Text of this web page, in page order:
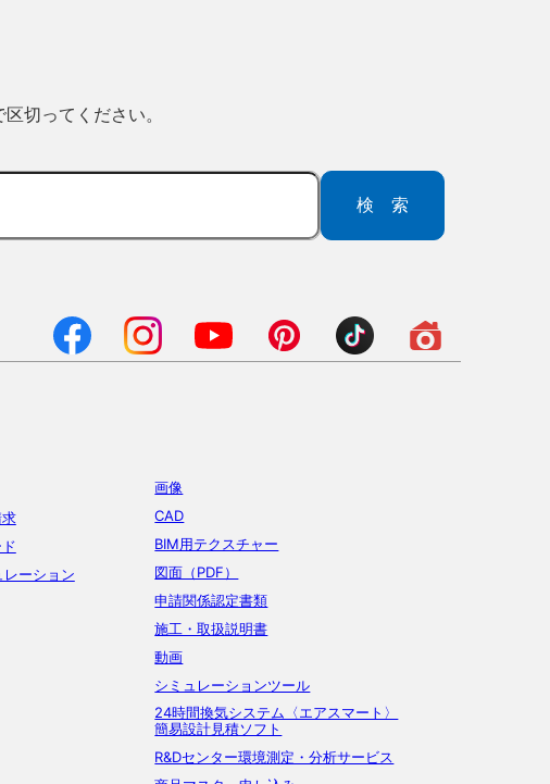
切ってください。
検索
レーション
画像
CAD
BIM用テクスチャー
図面（PDF）
申請関係認定書類
施工・取扱説明書
動画
シミュレーションツール
24時間換気システム〈エアスマート〉
簡易設計見積ソフト
R&Dセンター環境測定・分析サービス